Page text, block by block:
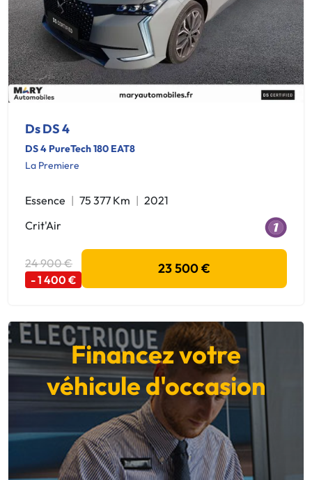
Ds DS 4
DS 4 PureTech 180 EAT8
La Premiere
Essence 75 377 Km
2021
Crit'Air
24 900 €
- 1 400 €
23 500 €
Financez votre
véhicule d'occasion